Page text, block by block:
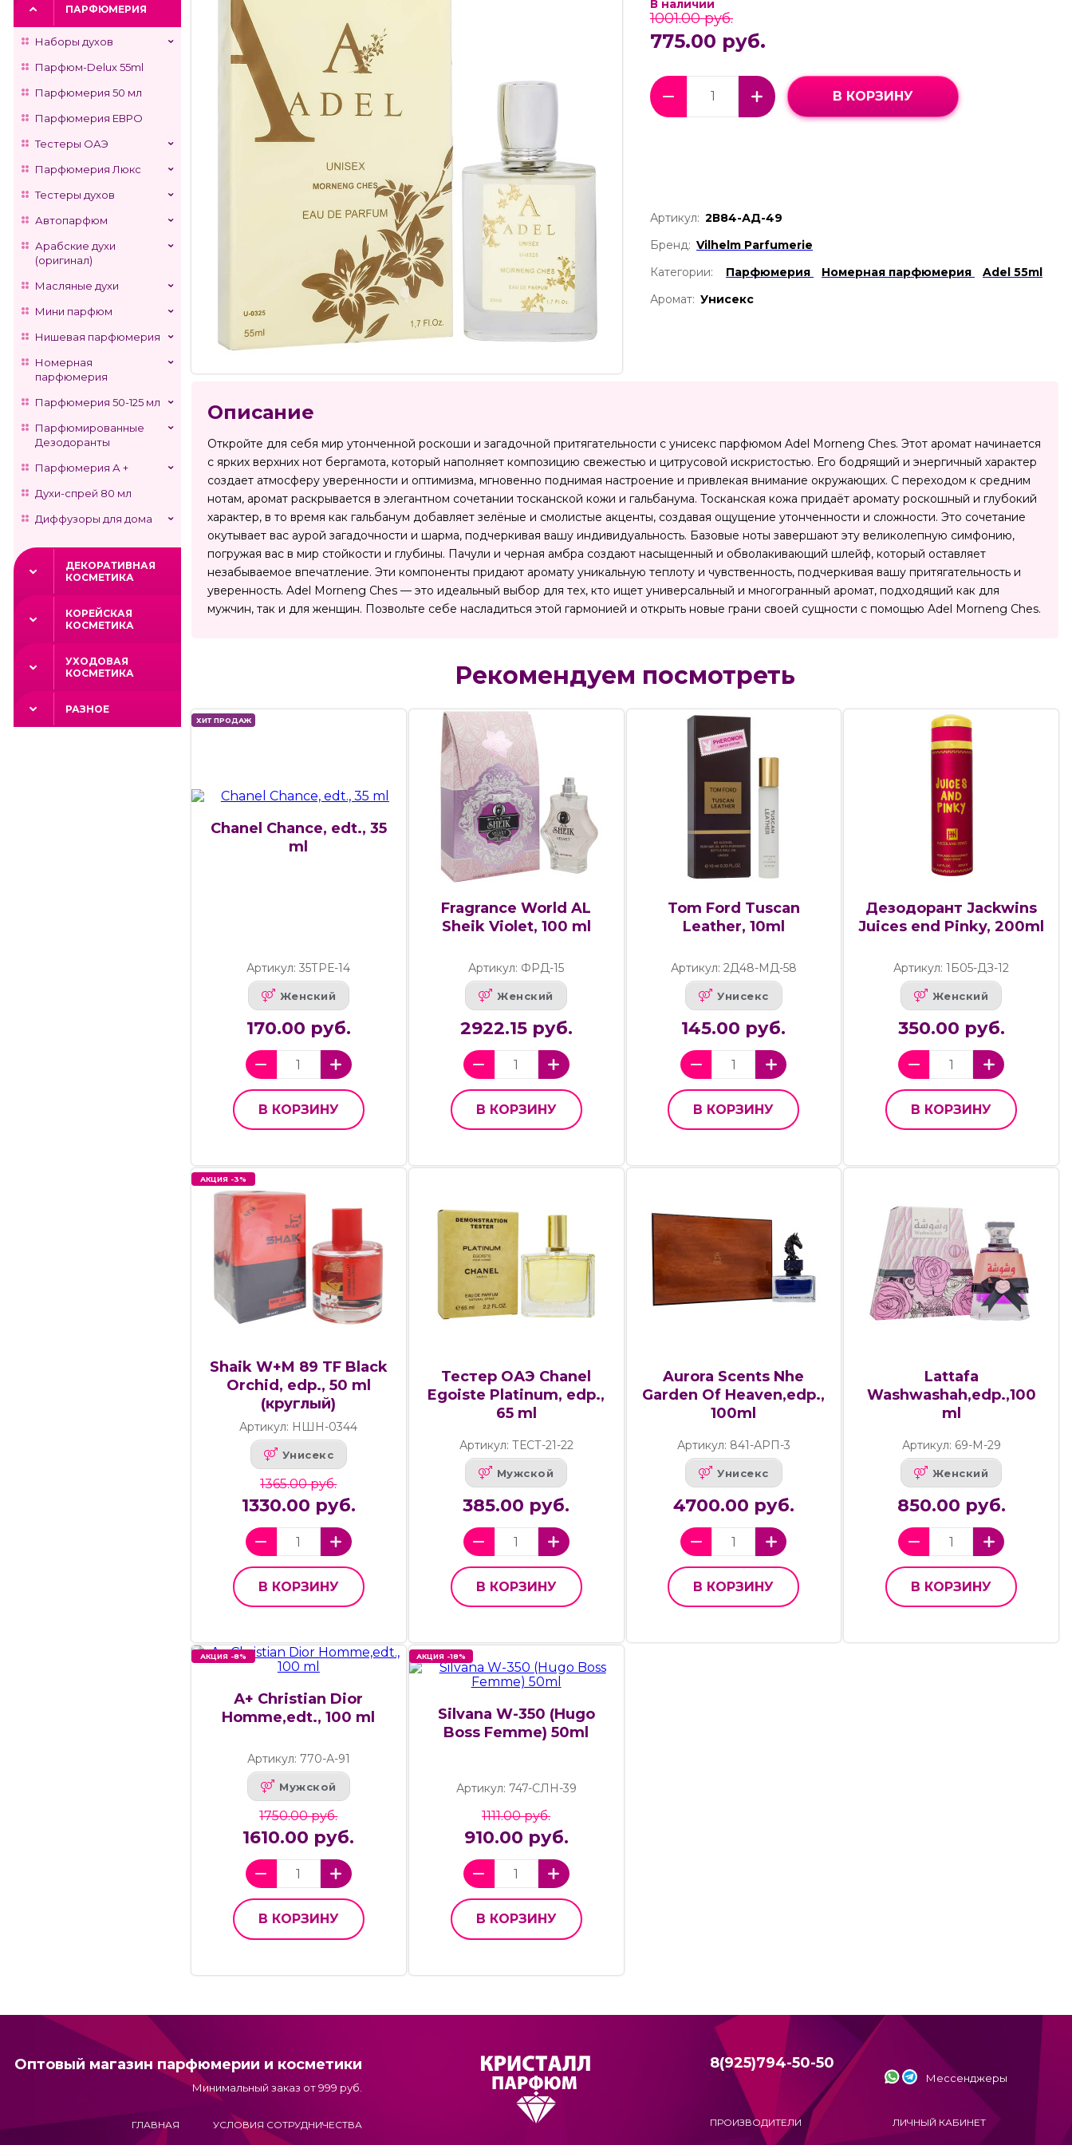
ПАРФЮМЕРИЯ
Наборы духов
Парфюм-Delux 55ml
Парфюмерия 50 мл
Парфюмерия ЕВРО
Тестеры ОАЭ
Парфюмерия Люкс
Тестеры духов
Автопарфюм
Арабские духи
(оригинал)
Масляные духи
Мини парфюм
Нишевая парфюмерия
Номерная
парфюмерия
Парфюмерия 50-125 мл
Парфюмированные
Дезодоранты
Парфюмерия А +
Духи-спрей 80 мл
Диффузоры для дома
ДЕКОРАТИВНАЯ
КОСМЕТИКА
КОРЕЙСКАЯ
КОСМЕТИКА
УХОДОВАЯ
КОСМЕТИКА
РАЗНОЕ
В наличии
1001.00 руб.
775.00 руб.
В КОРЗИНУ
Артикул: 2В84-АД-49
Бренд: Vilhelm Parfumerie
Категории:
Парфюмерия Номерная парфюмерия
Adel 55ml
Аромат: Унисекс
Описание
Откройте для себя мир утонченной роскоши и загадочной притягательности с унисекс парфюмом Adel Morneng Ches. Этот аромат начинается
с ярких верхних нот бергамота, который наполняет композицию свежестью и цитрусовой искристостью. Его бодрящий и энергичный характер
создает атмосферу уверенности и оптимизма, мгновенно поднимая настроение и привлекая внимание окружающих. С переходом к средним
нотам, аромат раскрывается в элегантном сочетании тосканской кожи и гальбанума. Тосканская кожа придаёт аромату роскошный и глубокий
характер, в то время как гальбанум добавляет зелёные и смолистые акценты, создавая ощущение утонченности и сложности. Это сочетание
окутывает вас аурой загадочности и шарма, подчеркивая вашу индивидуальность. Базовые ноты завершают эту великолепную симфонию,
погружая вас в мир стойкости и глубины. Пачули и черная амбра создают насыщенный и обволакивающий шлейф, который оставляет
незабываемое впечатление. Эти компоненты придают аромату уникальную теплоту и чувственность, подчеркивая вашу притягательность и
уверенность. Adel Morneng Ches — это идеальный выбор для тех, кто ищет универсальный и многогранный аромат, подходящий как для
мужчин, так и для женщин. Позвольте себе насладиться этой гармонией и открыть новые грани своей сущности с помощью Adel Morneng Ches.
Рекомендуем посмотреть
ХИТ ПРОДАЖ
Chanel Chance, edt., 35
ml
Артикул: 35ТРЕ-14
Женский
170.00 руб.
В КОРЗИНУ
Fragrance World AL
Sheik Violet, 100 ml
Артикул: ФРД-15
Женский
2922.15 руб.
В КОРЗИНУ
Tom Ford Tuscan
Leather, 10ml
Артикул: 2Д48-МД-58
Унисекс
145.00 руб.
В КОРЗИНУ
Дезодорант Jackwins
Juices end Pinky, 200ml
Артикул: 1Б05-ДЗ-12
Женский
350.00 руб.
В КОРЗИНУ
АКЦИЯ -3%
Shaik W+M 89 TF Black
Orchid, edp., 50 ml
(круглый)
Артикул: НШН-0344
Унисекс
1365.00 руб.
1330.00 руб.
В КОРЗИНУ
Тестер ОАЭ Chanel
Egoiste Platinum, edp.,
65 ml
Артикул: ТЕСТ-21-22
Мужской
385.00 руб.
В КОРЗИНУ
Aurora Scents Nhe
Garden Of Heaven,edp.,
100ml
Артикул: 841-АРП-3
Унисекс
4700.00 руб.
В КОРЗИНУ
Lattafa
Washwashah,edp.,100
ml
Артикул: 69-М-29
Женский
850.00 руб.
В КОРЗИНУ
АКЦИЯ -8%
А+ Christian Dior
Homme,edt., 100 ml
Артикул: 770-А-91
Мужской
1750.00 руб.
1610.00 руб.
В КОРЗИНУ
АКЦИЯ -18%
Silvana W-350 (Hugo
Boss Femme) 50ml
Артикул: 747-СЛН-39
1111.00 руб.
910.00 руб.
В КОРЗИНУ
Оптовый магазин парфюмерии и косметики
Минимальный заказ от 999 руб.
ГЛАВНАЯ УСЛОВИЯ СОТРУДНИЧЕСТВА
8(925)794-50-50
Мессенджеры
ПРОИЗВОДИТЕЛИ ЛИЧНЫЙ КАБИНЕТ